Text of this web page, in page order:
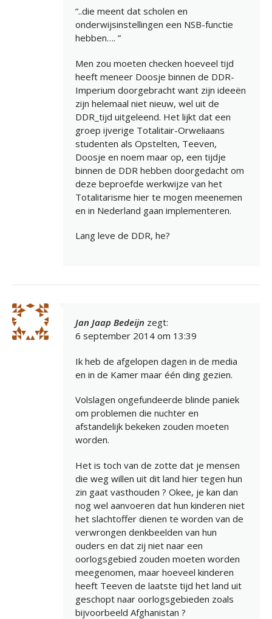
“..die meent dat scholen en
onderwijsinstellingen een NSB-functie
hebben…. ”
Men zou moeten checken hoeveel tijd
heeft meneer Doosje binnen de DDR-
Imperium doorgebracht want zijn ideeën
zijn helemaal niet nieuw, wel uit de
DDR_tijd uitgeleend. Het lijkt dat een
groep ijverige Totalitair-Orweliaans
studenten als Opstelten, Teeven,
Doosje en noem maar op, een tijdje
binnen de DDR hebben doorgedacht om
deze beproefde werkwijze van het
Totalitarisme hier te mogen meenemen
en in Nederland gaan implementeren.
Lang leve de DDR, he?
Jan Jaap Bedeijn zegt:
6 september 2014 om 13:39
Ik heb de afgelopen dagen in de media
en in de Kamer maar één ding gezien.
Volslagen ongefundeerde blinde paniek
om problemen die nuchter en
afstandelijk bekeken zouden moeten
worden.
Het is toch van de zotte dat je mensen
die weg willen uit dit land hier tegen hun
zin gaat vasthouden ? Okee, je kan dan
nog wel aanvoeren dat hun kinderen niet
het slachtoffer dienen te worden van de
verwrongen denkbeelden van hun
ouders en dat zij niet naar een
oorlogsgebied zouden moeten worden
meegenomen, maar hoeveel kinderen
heeft Teeven de laatste tijd het land uit
geschopt naar oorlogsgebieden zoals
bijvoorbeeld Afghanistan ?